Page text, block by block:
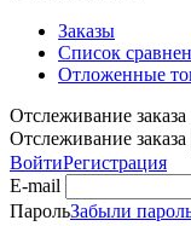
Заказы
Список
Отложенные
Отслеживание заказа
Отслеживание заказа
ВойтиРегистрация
E-mail
ПарольЗабыли